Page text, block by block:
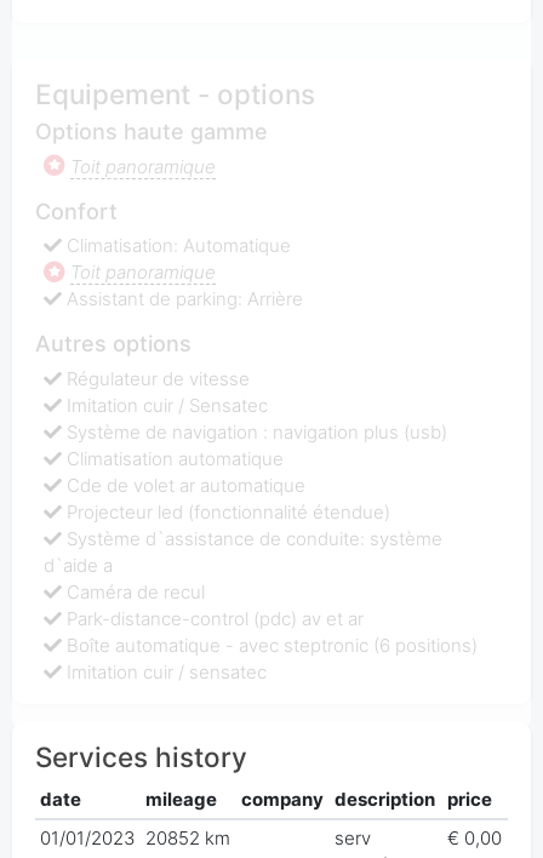
Equipement - options
Options haute gamme
Toit panoramique
Confort
Climatisation: Automatique
Toit panoramique
Assistant de parking: Arrière
Autres options
Régulateur de vitesse
Imitation cuir / Sensatec
Système de navigation : navigation plus (usb)
Climatisation automatique
Cde de volet ar automatique
Projecteur led (fonctionnalité étendue)
Système d`assistance de conduite: système
d`aide a
Caméra de recul
Park-distance-control (pdc) av et ar
Boîte automatique - avec steptronic (6 positions)
Imitation cuir / sensatec
Services history
date mileage company description price
01/01/2023 20852 km
serv
€ 0,00